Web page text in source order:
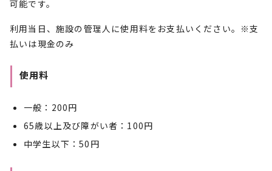
可能です。
利用当日、施設の管理人に使用料をお支払いください。※支
払いは現金のみ
使用料
一般：200円
65歳以上及び障がい者：100円
中学生以下：50円